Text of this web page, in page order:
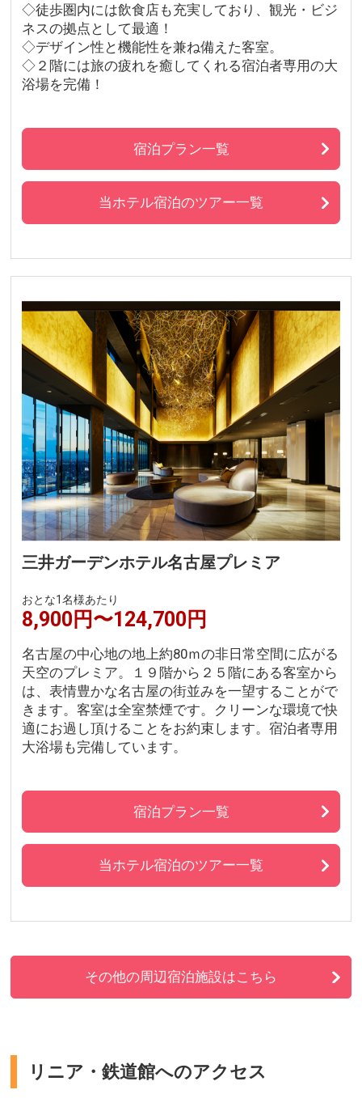
◇徒歩圏内には飲食店も充実しており、観光・ビジ
ネスの拠点として最適！
◇デザイン性と機能性を兼ね備えた客室。
◇２階には旅の疲れを癒してくれる宿泊者専用の大
浴場を完備！
宿泊プラン一覧
当ホテル宿泊のツアー一覧
三井ガーデンホテル名古屋プレミア
おとな1名様あたり
8,900円〜124,700円
名古屋の中心地の地上約80ｍの非日常空間に広がる
天空のプレミア。１９階から２５階にある客室から
は、表情豊かな名古屋の街並みを一望することがで
きます。客室は全室禁煙です。クリーンな環境で快
適にお過し頂けることをお約束します。宿泊者専用
大浴場も完備しています。
宿泊プラン一覧
当ホテル宿泊のツアー一覧
その他の周辺宿泊施設はこちら
リニア・鉄道館へのアクセス